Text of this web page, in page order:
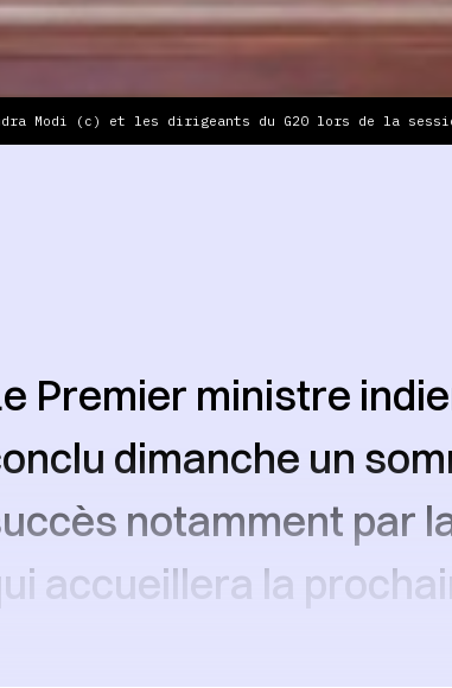
Modi (c) et les dirigeants du G20 lors de la
Premier ministre
dimanche un
notamment par
accueillera la